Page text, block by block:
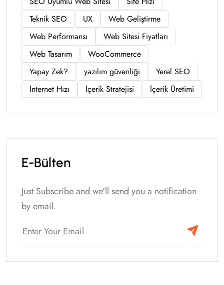
Teknik SEO
UX
Web Geliştirme
Web Performansı
Web Sitesi Fiyatları
Web Tasarım
WooCommerce
Yapay Zek?
yazılım güvenliği
Yerel SEO
İnternet Hızı
İçerik Stratejisi İçerik Üretimi
E-Bülten
Just Subscribe and we'll send you a notification
by email.